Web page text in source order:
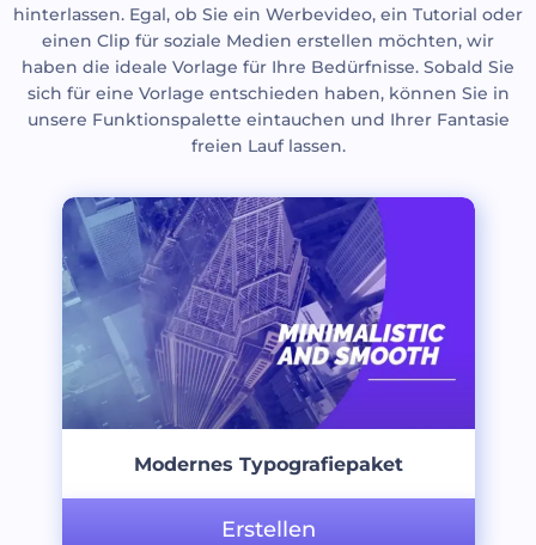
hinterlassen. Egal, ob Sie ein Werbevideo, ein Tutorial oder
einen Clip für soziale Medien erstellen möchten, wir
haben die ideale Vorlage für Ihre Bedürfnisse. Sobald Sie
sich für eine Vorlage entschieden haben, können Sie in
unsere Funktionspalette eintauchen und Ihrer Fantasie
freien Lauf lassen.
Modernes Typografiepaket
Erstellen